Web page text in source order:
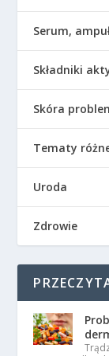
Serum,
Składniki
Skóra
Tematy
Uroda
Zdrowie